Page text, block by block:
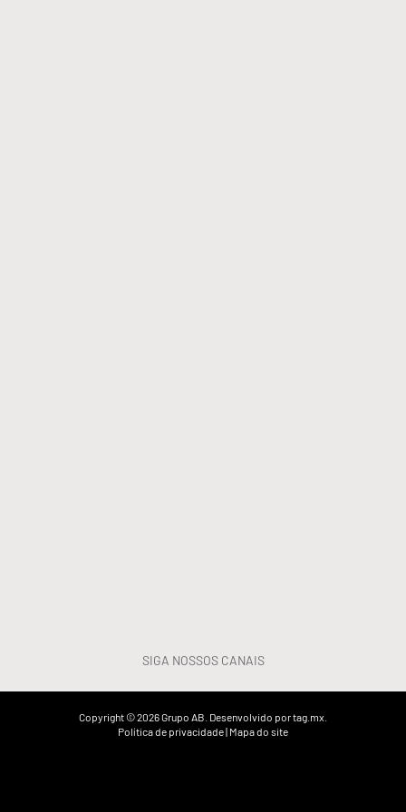
SIGA NOSSOS CANAIS
Copyright © 2026 Grupo AB. Desenvolvido portag.mx
Política de privacidade| Mapa do site